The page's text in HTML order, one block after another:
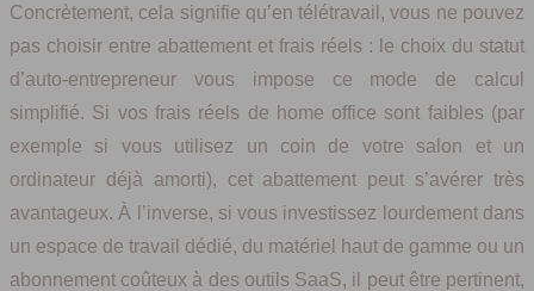
Concrètement, cela signifie qu’en télétravail, vous ne pouvez
pas choisir entre abattement et frais réels : le choix du statut
d’auto-entrepreneur vous impose ce mode de calcul
simplifié. Si vos frais réels de home office sont faibles (par
exemple si vous utilisez un coin de votre salon et un
ordinateur déjà amorti), cet abattement peut s’avérer très
avantageux. À l’inverse, si vous investissez lourdement dans
un espace de travail dédié, du matériel haut de gamme ou un
abonnement coûteux à des outils SaaS, il peut être pertinent,